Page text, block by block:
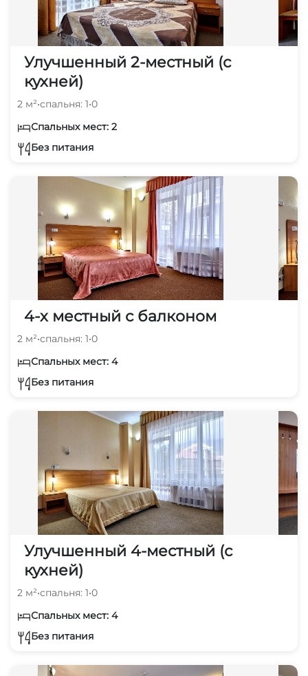
Улучшенный 2-местный (с
кухней)
2 м²•спальня: 1•0
Спальных мест: 2
Без питания
4-х местный с балконом
2 м²•спальня: 1•0
Спальных мест: 4
Без питания
Улучшенный 4-местный (с
кухней)
2 м²•спальня: 1•0
Спальных мест: 4
Без питания